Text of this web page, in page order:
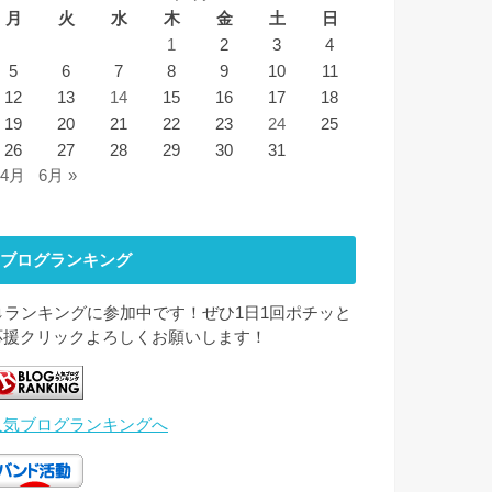
月
火 水 木 金 土
日
1
2 3
4
5
6 7 8 9 10
11
12
13 14 15 16 17
18
19
20 21 22 23 24
25
26
27 28 29 30
31
月
6月 »
ブログランキング
ランキングに参加中です！ぜひ1日1回ポチッと
援クリックよろしくお願いします！
気ブログランキングへ